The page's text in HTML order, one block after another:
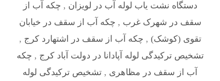
دستگاه نشت یاب لوله آب در لویزان , چکه آب از
سقف در شهرک غرب , چکه آب از سقف در خیابان
تقوی (کوشک) , چکه آب از سقف در اشتهارد کرج ,
تشخیص ترکیدگی لوله آپادانا در دولت آباد کرج , چکه
آب از سقف در مظاهری , تشخیص ترکیدگی لوله